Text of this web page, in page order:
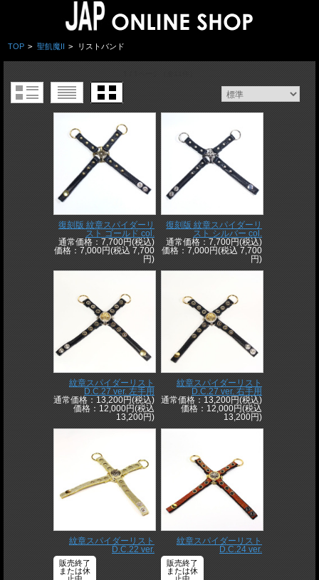
TOP > 聖飢魔II > リストバンド
復刻版 紋章スパイダーリ
スト ゴールド col.
通常価格：7,700円(税込)
価格：7,000円(税込 7,700
円)
復刻版 紋章スパイダーリ
スト シルバー col.
通常価格：7,700円(税込)
価格：7,000円(税込 7,700
円)
紋章スパイダーリスト
D.C.27 ver. 左手用
通常価格：13,200円(税込)
価格：12,000円(税込
13,200円)
紋章スパイダーリスト
D.C.27 ver. 右手用
通常価格：13,200円(税込)
価格：12,000円(税込
13,200円)
紋章スパイダーリスト
D.C.22 ver.
販売終了
または休
紋章スパイダーリスト
D.C.24 ver.
販売終了
または休